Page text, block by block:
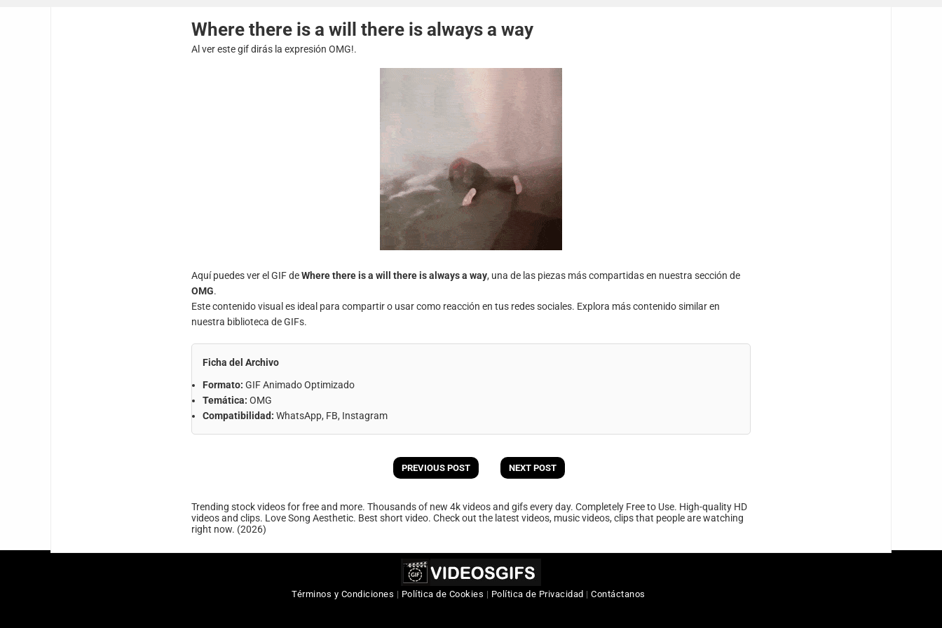
Where there is a will there is always a way
Al ver este gif dirás la expresión OMG!.
Aquí puedes ver el GIF deWhere there is a will there is always a way, una de las piezas más compartidas en nuestra sección de
OMG.
Este contenido visual es ideal para compartir o usar como reacción en tus redes sociales. Explora más contenido similar en
nuestra biblioteca de GIFs.
Ficha del Archivo
Formato: GIF Animado Optimizado
Temática: OMG
Compatibilidad: WhatsApp, FB, Instagram
PREVIOUS POST NEXT POST
Trending stock videos for free and more. Thousands of new 4k videos and gifs every day. Completely Free to Use. High-quality HD
videos and clips. Love Song Aesthetic. Best short video. Check out the latest videos, music videos, clips that people are watching
right now. (2026)
Términos y Condiciones | Política de Cookies | Política de Privacidad |Contáctanos